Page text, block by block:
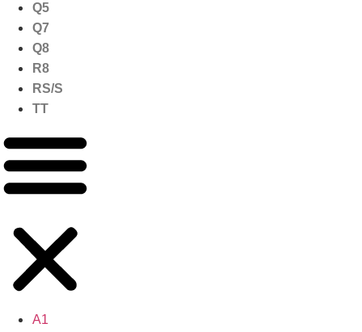
Q5
Q7
Q8
R8
RS/S
TT
A1